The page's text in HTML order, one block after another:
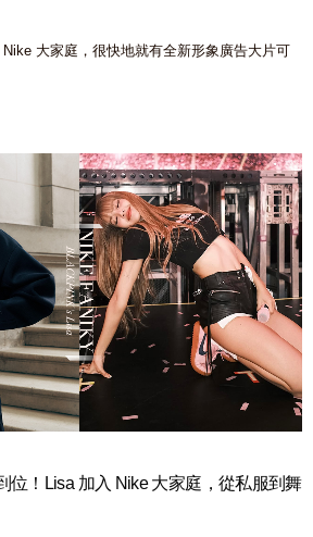
大家庭，很快地就有全新形象廣告大片可
位！Lisa 加入 Nike 大家庭，從私服到舞